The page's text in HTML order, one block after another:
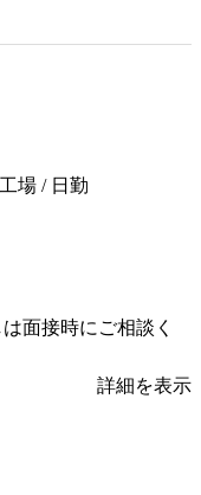
場 / 日勤
面接時にご相談く
詳細を表示